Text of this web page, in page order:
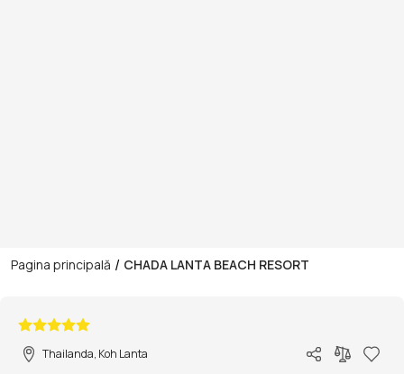
Pagina principală / CHADA LANTA BEACH RESORT
Thailanda, Koh Lanta